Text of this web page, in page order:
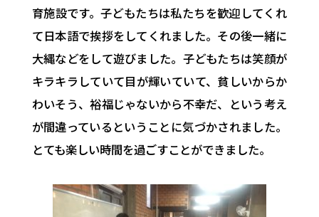
育施設です。子どもたちは私たちを歓迎してくれ
て日本語で挨拶をしてくれました。その後一緒に
大縄などをして遊びました。 子どもたちは笑顔が
キラキラしていて目が輝いていて、 貧しいからか
わいそう、裕福じゃないから不幸だ、 という考え
が間違っているということに気づかされました。
とても楽しい時間を過ごすことができました。